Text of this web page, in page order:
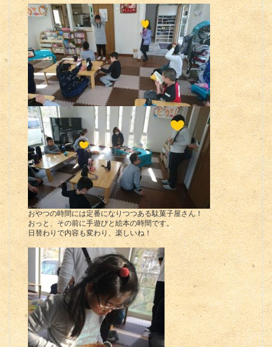
おやつの時間には定番になりつつある駄菓子屋さん！
おっと、その前に手遊びと絵本の時間です。
日替わりで内容も変わり、楽しいね！